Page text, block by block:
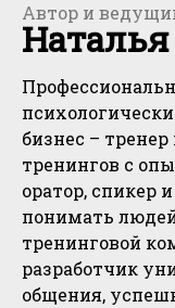
Автор и
бизнес –
тренингов с
оратор, спикер
понимать людей
тренинговой
разработчик
общения,